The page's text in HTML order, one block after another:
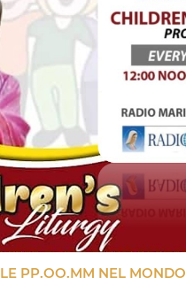
LE PP.OO.MM NEL MONDO